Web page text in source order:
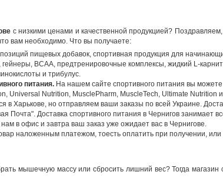
с низкими ценами и качественной продукцией?
вам необходимо. Что вы получаете:
пищевых добавок, спортивная продукция для
BCAA, предтренировочные комплексы, жидкий L-
и трибулус.
питания.На нашем сайте спортивного питания вы можете
Universal Nutrition, MusclePharm, MuscleTech, Ultimate Nutrition и
в Харькове, но отправляем ваши заказы по всей Украине.
Почта". Доставка спортивного питания в Чернигов занимает
в офис и завтра ваш заказ уже ожидает вас в Чернигове.
наложенным платежом, тоесть оплатить при получении, или
мышечную массу или сбросить лишний вес? Тогда магазин